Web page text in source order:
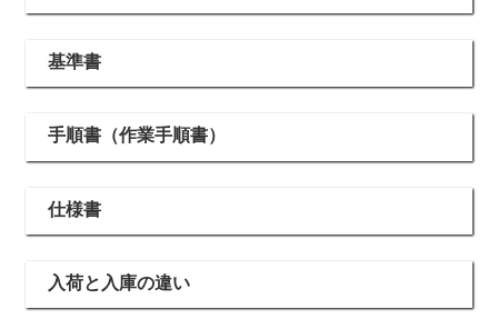
基準書
手順書（作業手順書）
仕様書
入荷と入庫の違い